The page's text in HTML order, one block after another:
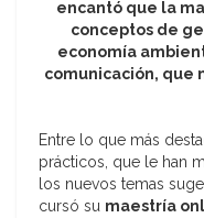
encantó que la
conceptos de
economía
comunicación, que
Entre lo que más
prácticos, que le han
los nuevos temas
cursó su maestría